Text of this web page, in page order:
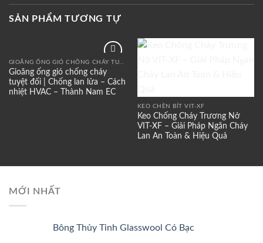
SẢN PHẨM TƯƠNG TỰ
Add to
wishlist
GIOĂNG ỐNG GIÓ CHỐNG CHÁY TUYỆT ĐỐI
Gioăng ống gió chống cháy
tuyệt đối | Chống lan lửa – Cách
nhiệt HVAC – Thành Nam EC
KEO CHÈN BÍT VIT-XF
Keo Chống Cháy Trương Nở
VIT-XF – Giải Pháp Ngăn Cháy
Lan An Toàn & Hiệu Quả
MỚI NHẤT
Bông Thủy Tinh Glasswool Có Bạc